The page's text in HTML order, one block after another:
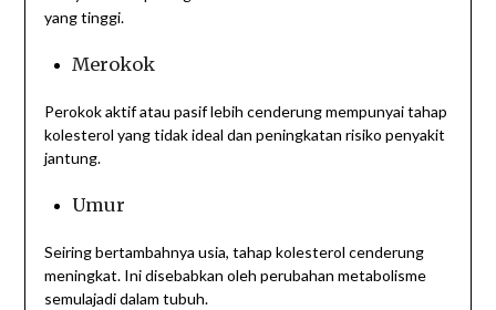
yang tinggi.
Merokok
Perokok aktif atau pasif lebih cenderung mempunyai tahap
kolesterol yang tidak ideal dan peningkatan risiko penyakit
jantung.
Umur
Seiring bertambahnya usia, tahap kolesterol cenderung
meningkat. Ini disebabkan oleh perubahan metabolisme
semulajadi dalam tubuh.